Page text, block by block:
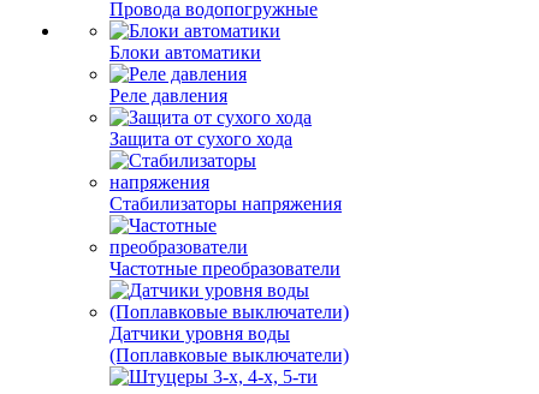
Провода водопогружные
Блоки автоматики
Реле давления
Защита от сухого хода
Стабилизаторы напряжения
Частотные преобразователи
Датчики уровня воды
(Поплавковые выключатели)